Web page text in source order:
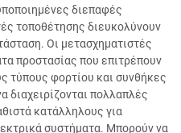
διεπαφές
τοποθέτησης διευκολύνουν
Οι μετασχηματιστές
προστασίας που επιτρέπουν
τύπους φορτίου και συνθήκες
διαχειρίζονται πολλαπλές
κατάλληλους για
συστήματα. Μπορούν να